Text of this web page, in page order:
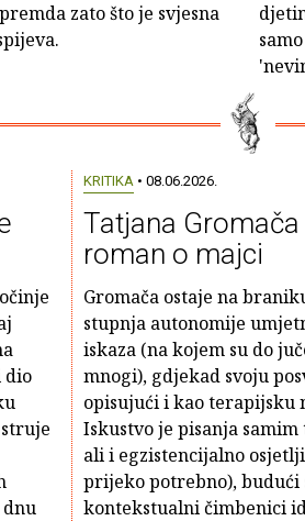
zato što je svjesna
dio
KRITIKA• 08.06.2026.
Tatjana Gromača
roman o majci
Gromača ostaje na
stupnja autonomije
iskaza (na kojem su do
mnogi), gdjekad svoju
opisujući i kao terapijsku
Iskustvo je pisanja
ali i egzistencijalno
prijeko potrebno), budući
kontekstualni čimbenici